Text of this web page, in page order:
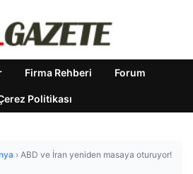
Firma Rehberi Forum
Politikası
› ABD ve İran yeniden masaya oturuyor!